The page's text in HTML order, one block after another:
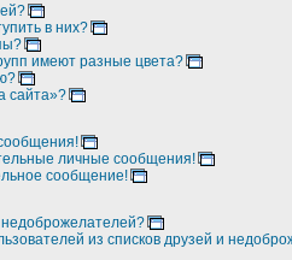
в них?
имеют разные цвета?
сайта»?
личные сообщения!
сообщение!
недоброжелателей?
из списков друзей и